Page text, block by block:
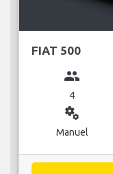
FIAT 500
group
4
miscellaneous_services
Manuel